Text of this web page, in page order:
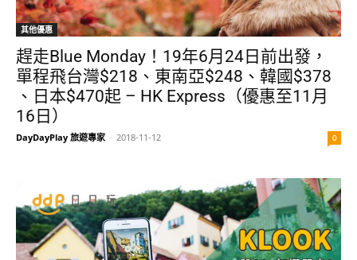
其他優惠
趕走Blue Monday！19年6月24日前出發，
單程飛台灣$218、東南亞$248、韓國$378
、日本$470起 – HK Express（優惠至11月
16日）
DayDayPlay 旅遊專家 - 2018-11-12 0